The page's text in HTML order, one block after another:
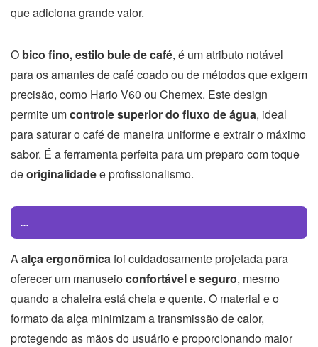
que adiciona grande valor.
O bico fino, estilo bule de café, é um atributo notável
para os amantes de café coado ou de métodos que exigem
precisão, como Hario V60 ou Chemex. Este design
permite umcontrole superior do fluxo de água, ideal
para saturar o café de maneira uniforme e extrair o máximo
sabor. É a ferramenta perfeita para um preparo com toque
deoriginalidadee profissionalismo.
...
Aalça ergonômicafoi cuidadosamente projetada para
oferecer um manuseioconfortável e seguro, mesmo
quando a chaleira está cheia e quente. O material e o
formato da alça minimizam a transmissão de calor,
protegendo as mãos do usuário e proporcionando maior